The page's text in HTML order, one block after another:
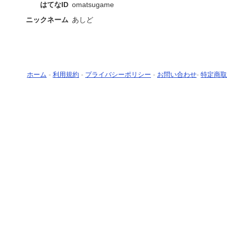
はてなID omatsugame
ニックネーム あしど
ホーム - 利用規約 - プライバシーポリシー - お問い合わせ- 特定商